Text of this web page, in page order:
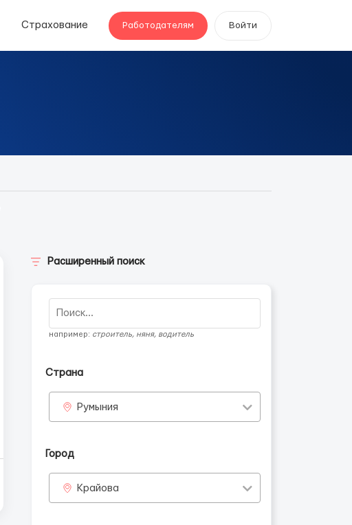
Страхование Работодателям Войти
Расширенный поиск
например: строитель, няня, водитель
Страна
Румыния
Город
Крайова